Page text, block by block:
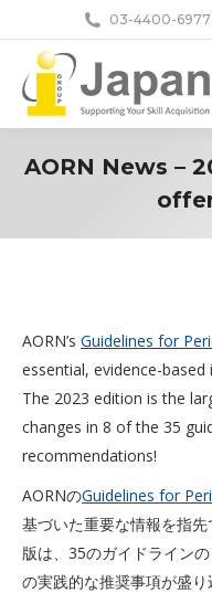
03-4400-6977
AORN News –
AORN’s Guidelines for
essential, evidence-
The 2023 edition is the
changes in 8 of the 35
recommendations!
AORNのGuidelines for
基づいた重要な情報を指
版は、35のガイドライン
の実践的な推奨事項が盛